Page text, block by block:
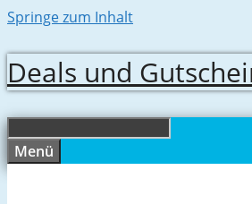
Springe zum Inhalt
Deals und
Menü